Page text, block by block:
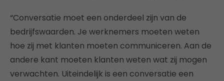
“Conversatie moet een onderdeel zijn van de
bedrijfswaarden. Je werknemers moeten weten
hoe zij met klanten moeten communiceren. Aan de
andere kant moeten klanten weten wat zij mogen
verwachten. Uiteindelijk is een conversatie een